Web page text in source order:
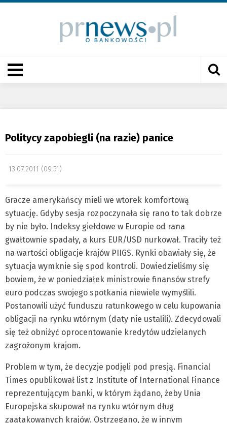
Politycy zapobiegli (na razie) panice
13.07.2011 (09:51)
Gracze amerykańscy mieli we wtorek komfortową
sytuację. Gdyby sesja rozpoczynała się rano to tak dobrze
by nie było. Indeksy giełdowe w Europie od rana
gwałtownie spadały, a kurs EUR/USD nurkował. Traciły też
na wartości obligacje krajów PIIGS. Rynki obawiały się, że
sytuacja wymknie się spod kontroli. Dowiedzieliśmy się
bowiem, że w poniedziałek ministrowie finansów strefy
euro podczas swojego spotkania niewiele wymyślili.
Postanowili użyć funduszu ratunkowego w celu kupowania
obligacji na rynku wtórnym (daty nie ustalili). Zdecydowali
się też obniżyć oprocentowanie kredytów udzielanych
zagrożonym krajom.
Problem w tym, że decyzje podjęli pod presją. Financial
Times opublikował list z Institute of International Finance
reprezentującym banki, w którym żądano, żeby Unia
Europejska skupował na rynku wtórnym dług
zaatakowanych krajów. Ostrzegano, że w innym